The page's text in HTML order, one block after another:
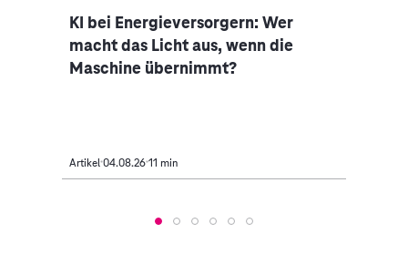
KI bei Energieversorgern: Wer
macht das Licht aus, wenn die
Maschine übernimmt?
Artikel 04.08.26 11 min